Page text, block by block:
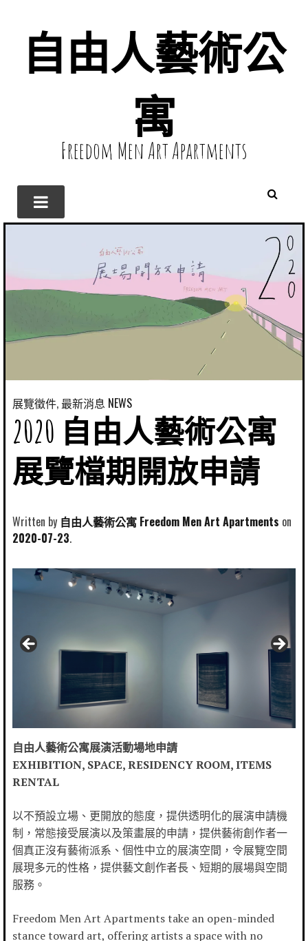
自由人藝術公
寓
Freedom Men Art Apartments
展覽徵件, 最新消息 NEWS
2020 自由人藝術公寓
展覽檔期開放申請
Written by 自由人藝術公寓 Freedom Men Art Apartments
2020-07-23
自由人藝術公寓展演活動場地申請
EXHIBITION, SPACE, RESIDENCY ROOM, ITEMS
RENTAL
以不預設立場、更開放的態度，提供透明化的展演申請機
制，常態接受展演以及策畫展的申請，提供藝術創作者一
個真正沒有藝術派系、個性中立的展演空間，令展覽空間
展現多元的性格，提供藝文創作者長、短期的展場與空間
服務。
Freedom Men Art Apartments take an open-minded
stance toward art, offering artists a space with no